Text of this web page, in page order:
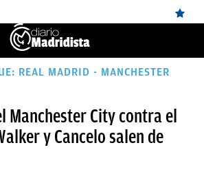
REAL MADRID - MANCHESTER
Manchester City contra el
y Cancelo salen de